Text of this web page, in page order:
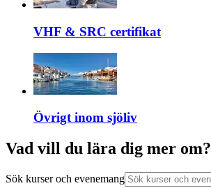
VHF & SRC certifikat
Övrigt inom sjöliv
Vad vill du lära dig mer om?
Sök kurser och evenemang